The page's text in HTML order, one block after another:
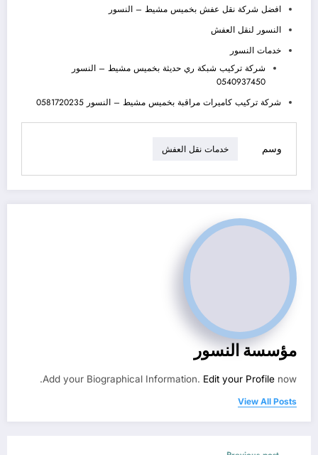
افضل شركة نقل عفش بخميس مشيط – النسور
النسور لنقل العفش
خدمات النسور
شركة تركيب شبكة ري حديثة بخميس مشيط – النسور
0540937450
شركة تركيب كاميرات مراقبة بخميس مشيط – النسور 0581720235
وسم خدمات نقل العفش
مؤسسة النسور
Add your Biographical Information. Edit your Profile now.
View All Posts